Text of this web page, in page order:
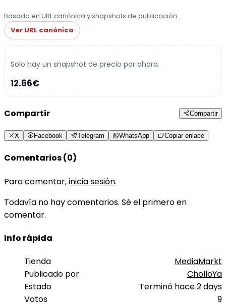
Basado en URL canónica y snapshots de publicación.
Ver URL canónica
Solo hay un snapshot de precio por ahora.
12.66€
Compartir Compartir
X Facebook Telegram WhatsApp Copiar enlace
Comentarios (0)
Para comentar,inicia sesión.
Todavía no hay comentarios. Sé el primero en
comentar.
Info rápida
Tienda
MediaMarkt
Publicado por
CholloYa
Estado
Terminó hace 2 days
Votos
9